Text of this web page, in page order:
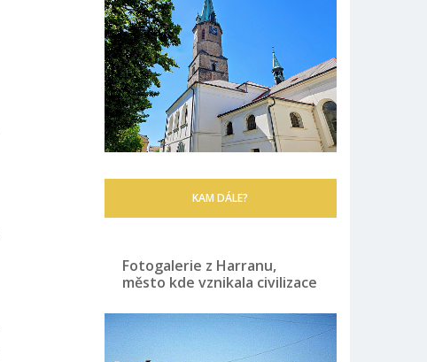
KAM DÁLE?
Fotogalerie z Harranu,
město kde vznikala civilizace